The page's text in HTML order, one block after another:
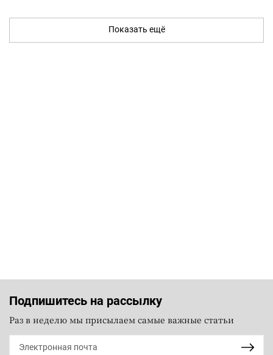
Показать ещё
Подпишитесь на рассылку
Раз в неделю мы присылаем самые важные статьи